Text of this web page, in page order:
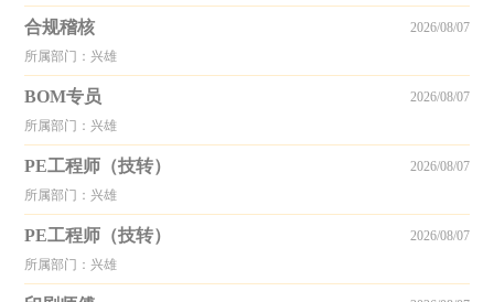
合规稽核
所属部门：兴雄
2026/08/07
BOM专员
所属部门：兴雄
2026/08/07
PE工程师（技转）
所属部门：兴雄
2026/08/07
PE工程师（技转）
所属部门：兴雄
2026/08/07